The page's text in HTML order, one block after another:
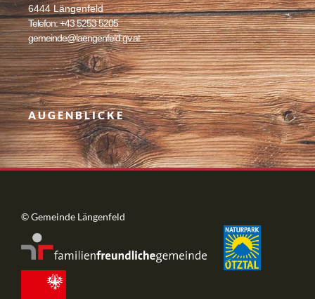
6444 Längenfeld
Telefon: +43 5253 5205
gemeinde@laengenfeld.gv.at
AUGENBLICKE
© Gemeinde Längenfeld